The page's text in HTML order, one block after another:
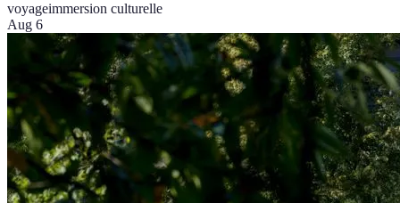
voyageimmersion culturelle
Aug 6